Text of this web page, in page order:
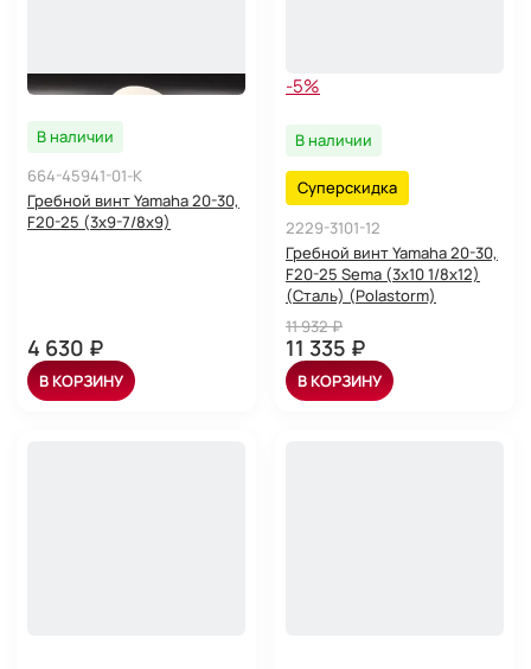
В наличии
664-45941-01-K
Гребной винт Yamaha 20-30,
F20-25 (3x9-7/8x9)
4 630 ₽
В КОРЗИНУ
-5%
В наличии
Суперскидка
2229-3101-12
Гребной винт Yamaha 20-30,
F20-25 Sema (3x10 1/8x12)
(Сталь) (Polastorm)
11 932 ₽
11 335 ₽
В КОРЗИНУ